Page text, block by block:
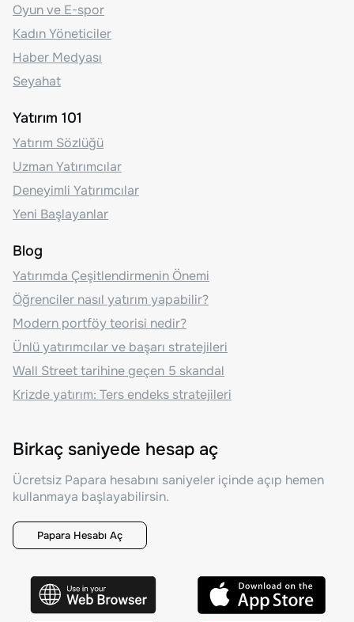
Oyun ve E-spor
Kadın Yöneticiler
Haber Medyası
Seyahat
Yatırım 101
Yatırım Sözlüğü
Uzman Yatırımcılar
Deneyimli Yatırımcılar
Yeni Başlayanlar
Blog
Yatırımda Çeşitlendirmenin Önemi
Öğrenciler nasıl yatırım yapabilir?
Modern portföy teorisi nedir?
Ünlü yatırımcılar ve başarı stratejileri
Wall Street tarihine geçen 5 skandal
Krizde yatırım: Ters endeks stratejileri
Birkaç saniyede hesap aç
Ücretsiz Papara hesabını saniyeler içinde açıp hemen
kullanmaya başlayabilirsin.
Papara Hesabı Aç